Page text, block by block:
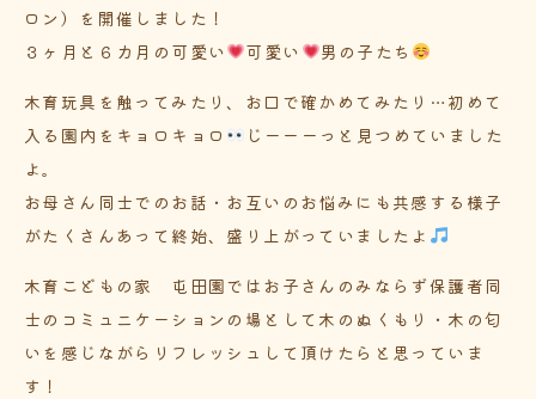
ロン）を開催しました！
３ヶ月と６カ月の可愛い
可愛い 男の子たち
木育玩具を触ってみたり、お口で確かめてみたり…初めて
入る園内をキョロキョロ
じーーーっと見つめていました
よ。
お母さん同士でのお話・お互いのお悩みにも共感する様子
がたくさんあって終始、盛り上がっていましたよ
木育こどもの家 屯田園ではお子さんのみならず保護者同
士のコミュニケーションの場として木のぬくもり・木の匂
いを感じながらリフレッシュして頂けたらと思っていま
す！